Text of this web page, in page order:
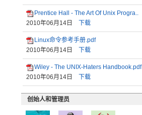
Prentice Hall - The Art Of Unix Progra..
2010年06月14日
下载
Linux命令参考手册.pdf
2010年06月14日
下载
Wiley - The UNIX-Haters Handbook.pdf
2010年06月14日
下载
创始人和管理员